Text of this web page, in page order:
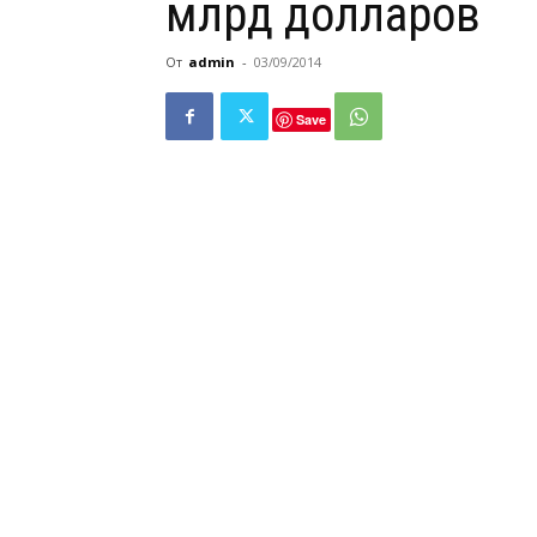
млрд долларов
От admin - 03/09/2014
Save